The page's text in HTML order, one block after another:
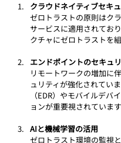
クラウドネイティブセキ
ゼロトラストの原則はク
サービスに適用されてお
クチャにゼロトラストを
エンドポイントのセキュ
リモートワークの増加に
ュリティが強化されてい
（EDR）やモバイルデバ
ョンが重要視されています
AIと機械学習の活用
ゼロトラスト環境の監視